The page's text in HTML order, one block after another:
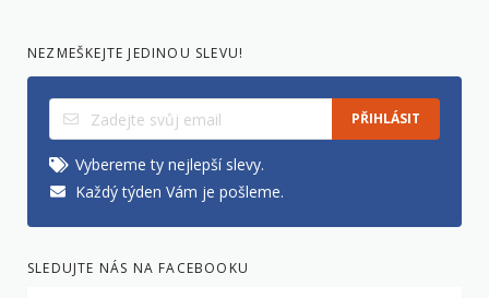
NEZMEŠKEJTE JEDINOU SLEVU!
PŘIHLÁSIT
Vybereme ty nejlepší slevy.
Každý týden Vám je pošleme.
SLEDUJTE NÁS NA FACEBOOKU